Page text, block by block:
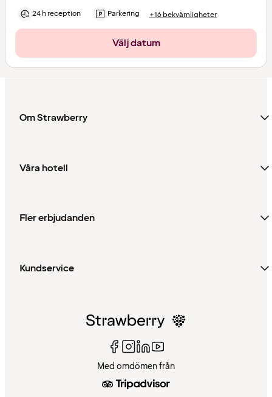
24 h reception Parkering +16 bekvämligheter
Välj datum
Om Strawberry
Våra hotell
Fler erbjudanden
Kundservice
Med omdömen från